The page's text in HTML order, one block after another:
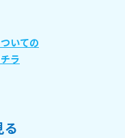
いての
ラ
る